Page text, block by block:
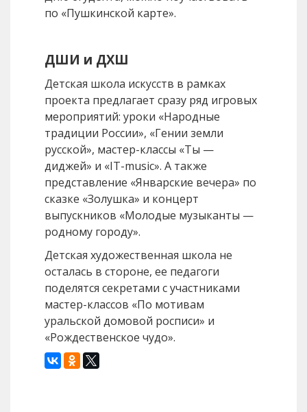
по «Пушкинской карте».
ДШИ и ДХШ
Детская школа искусств в рамках
проекта предлагает сразу ряд игровых
мероприятий: уроки «Народные
традиции России», «Гении земли
русской», мастер-классы «Ты —
диджей» и «IT-music». А также
представление «Январские вечера» по
сказке «Золушка» и концерт
выпускников «Молодые музыканты —
родному городу».
Детская художественная школа не
осталась в стороне, ее педагоги
поделятся секретами с участниками
мастер-классов «По мотивам
уральской домовой росписи» и
«Рождественское чудо».